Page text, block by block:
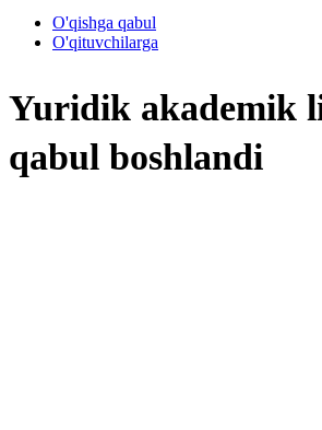
O'qishga qabul
O'qituvchilarga
Yuridik akademik
qabul boshlandi